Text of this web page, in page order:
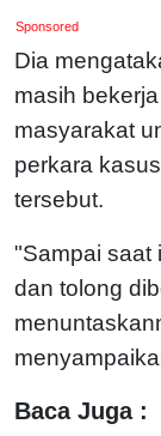
Sponsored
Dia
masih
masyarakat
perkara
tersebut.
"Sampai saat
dan tolong
Baca Juga :